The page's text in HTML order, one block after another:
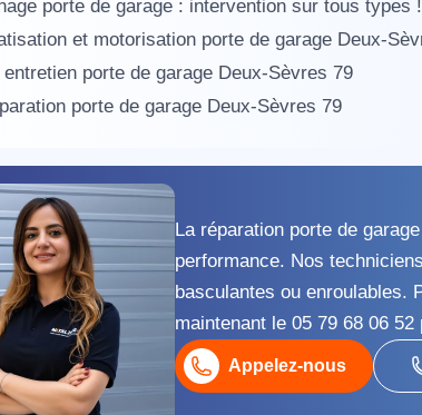
porte de garage : intervention sur tous types !
et motorisation porte de garage Deux-
entretien porte de garage Deux-Sèvres 79
porte de garage Deux-Sèvres 79
La réparation porte de
performance. Nos
basculantes ou enroulables.
maintenant le 05 79 68 06
Appelez-nous